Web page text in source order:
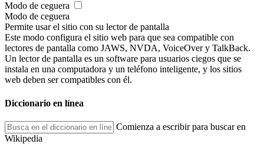
Modo de ceguera
Modo de ceguera
Permite usar el sitio con su lector de pantalla
Este modo configura el sitio web para que sea compatible con
lectores de pantalla como JAWS, NVDA, VoiceOver y TalkBack.
Un lector de pantalla es un software para usuarios ciegos que se
instala en una computadora y un teléfono inteligente, y los sitios
web deben ser compatibles con él.
Diccionario en línea
Comienza a escribir para buscar en
Wikipedia